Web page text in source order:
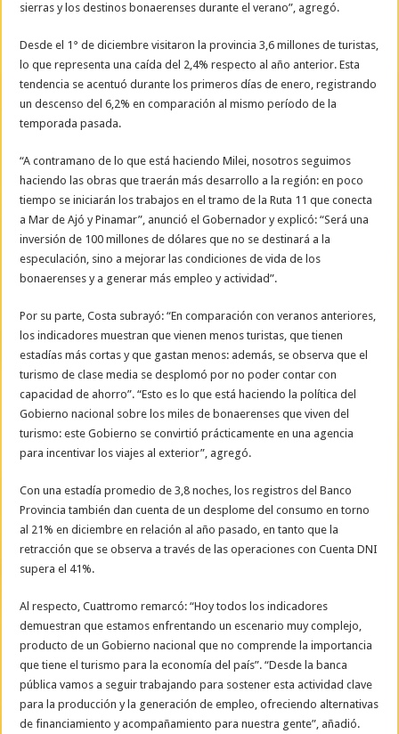
sierras y los destinos bonaerenses durante el verano”, agregó.
Desde el 1° de diciembre visitaron la provincia 3,6 millones de turistas,
lo que representa una caída del 2,4% respecto al año anterior. Esta
tendencia se acentuó durante los primeros días de enero, registrando
un descenso del 6,2% en comparación al mismo período de la
temporada pasada.
“A contramano de lo que está haciendo Milei, nosotros seguimos
haciendo las obras que traerán más desarrollo a la región: en poco
tiempo se iniciarán los trabajos en el tramo de la Ruta 11 que conecta
a Mar de Ajó y Pinamar”, anunció el Gobernador y explicó: “Será una
inversión de 100 millones de dólares que no se destinará a la
especulación, sino a mejorar las condiciones de vida de los
bonaerenses y a generar más empleo y actividad”.
Por su parte, Costa subrayó: “En comparación con veranos anteriores,
los indicadores muestran que vienen menos turistas, que tienen
estadías más cortas y que gastan menos: además, se observa que el
turismo de clase media se desplomó por no poder contar con
capacidad de ahorro”. “Esto es lo que está haciendo la política del
Gobierno nacional sobre los miles de bonaerenses que viven del
turismo: este Gobierno se convirtió prácticamente en una agencia
para incentivar los viajes al exterior”, agregó.
Con una estadía promedio de 3,8 noches, los registros del Banco
Provincia también dan cuenta de un desplome del consumo en torno
al 21% en diciembre en relación al año pasado, en tanto que la
retracción que se observa a través de las operaciones con Cuenta DNI
supera el 41%.
Al respecto, Cuattromo remarcó: “Hoy todos los indicadores
demuestran que estamos enfrentando un escenario muy complejo,
producto de un Gobierno nacional que no comprende la importancia
que tiene el turismo para la economía del país”. “Desde la banca
pública vamos a seguir trabajando para sostener esta actividad clave
para la producción y la generación de empleo, ofreciendo alternativas
de financiamiento y acompañamiento para nuestra gente”, añadió.